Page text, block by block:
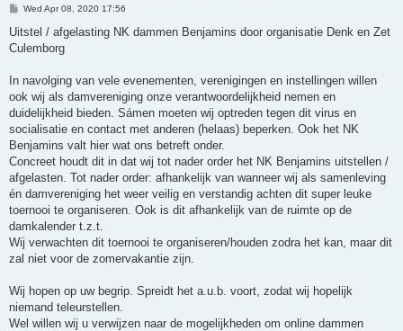
P
s
Wed Apr 08, 2020 17:56
Uitstel / afgelasting NK dammen Benjamins door organisatie Denk en Zet
Culemborg
In navolging van vele evenementen, verenigingen en instellingen willen
ook wij als damvereniging onze verantwoordelijkheid nemen en
duidelijkheid bieden. Sámen moeten wij optreden tegen dit virus en
socialisatie en contact met anderen (helaas) beperken. Ook het NK
Benjamins valt hier wat ons betreft onder.
Concreet houdt dit in dat wij tot nader order het NK Benjamins uitstellen /
afgelasten. Tot nader order: afhankelijk van wanneer wij als samenleving
én damvereniging het weer veilig en verstandig achten dit super leuke
toernooi te organiseren. Ook is dit afhankelijk van de ruimte op de
damkalender t.z.t.
Wij verwachten dit toernooi te organiseren/houden zodra het kan, maar dit
zal niet voor de zomervakantie zijn.
Wij hopen op uw begrip. Spreidt het a.u.b. voort, zodat wij hopelijk
niemand teleurstellen.
Wel willen wij u verwijzen naar de mogelijkheden om online dammen